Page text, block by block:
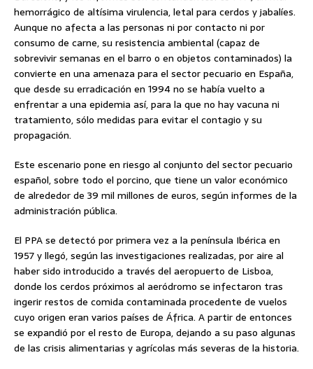
hemorrágico de altísima virulencia, letal para cerdos y jabalíes.
Aunque no afecta a las personas ni por contacto ni por
consumo de carne, su resistencia ambiental (capaz de
sobrevivir semanas en el barro o en objetos contaminados) la
convierte en una amenaza para el sector pecuario en España,
que desde su erradicación en 1994 no se había vuelto a
enfrentar a una epidemia así, para la que no hay vacuna ni
tratamiento, sólo medidas para evitar el contagio y su
propagación.
Este escenario pone en riesgo al conjunto del sector pecuario
español, sobre todo el porcino, que tiene un valor económico
de alrededor de 39 mil millones de euros, según informes de la
administración pública.
El PPA se detectó por primera vez a la península Ibérica en
1957 y llegó, según las investigaciones realizadas, por aire al
haber sido introducido a través del aeropuerto de Lisboa,
donde los cerdos próximos al aeródromo se infectaron tras
ingerir restos de comida contaminada procedente de vuelos
cuyo origen eran varios países de África. A partir de entonces
se expandió por el resto de Europa, dejando a su paso algunas
de las crisis alimentarias y agrícolas más severas de la historia.